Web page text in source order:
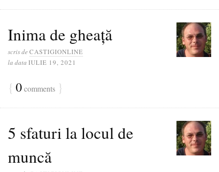
Inima de gheață
scris de CASTIGIONLINE
la data IULIE 19, 2021
{ 0comments }
5 sfaturi la locul de
muncă